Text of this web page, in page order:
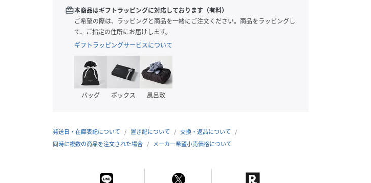
redeem本商品はギフトラッピングに対応しております（有料）
ご希望の際は、ラッピングと商品を一緒にご注文ください。商品をラッピングし
て、ご指定の住所にお届けします。
ギフトラッピングサービスについて
バッグ ボックス 風呂敷
発送日・在庫表記について 置き配について
交換・返品について
同時に複数の商品を注文された場合
メーカー希望小売価格について